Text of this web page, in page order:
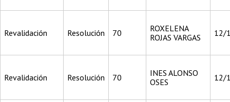
Revalidación Resolución 70
ROXELENA
ROJAS VARGAS
12/
Revalidación Resolución 70
INES ALONSO
OSES
12/